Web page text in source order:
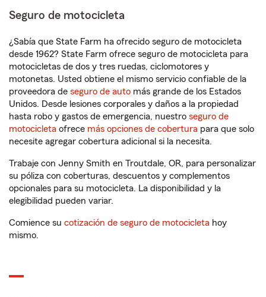
Seguro de motocicleta
¿Sabía que State Farm ha ofrecido seguro de motocicleta
desde 1962? State Farm ofrece seguro de motocicleta para
motocicletas de dos y tres ruedas, ciclomotores y
motonetas. Usted obtiene el mismo servicio confiable de la
proveedora de seguro de auto más grande de los Estados
Unidos. Desde lesiones corporales y daños a la propiedad
hasta robo y gastos de emergencia, nuestro seguro de
motocicleta ofrece más opciones de cobertura para que solo
necesite agregar cobertura adicional si la necesita.
Trabaje con Jenny Smith en Troutdale, OR, para personalizar
su póliza con coberturas, descuentos y complementos
opcionales para su motocicleta. La disponibilidad y la
elegibilidad pueden variar.
Comience su cotización de seguro de motocicleta hoy
mismo.